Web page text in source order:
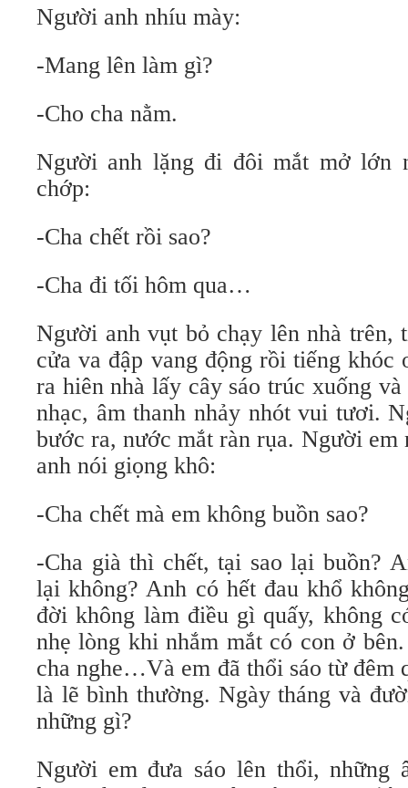
Người anh nhíu mày:
-Mang lên làm gì?
-Cho cha nằm.
Người anh lặng đi đôi mắt mở lớn
chớp:
-Cha chết rồi sao?
-Cha đi tối hôm qua…
Người anh vụt bỏ chạy lên nhà trên,
cửa va đập vang động rồi tiếng
ra hiên nhà lấy cây sáo trúc xuống
nhạc, âm thanh nhảy nhót vui tươi.
bước ra, nước mắt ràn rụa. Người em
anh nói giọng khô:
-Cha chết mà em không buồn sao?
-Cha già thì chết, tại sao lại buồn?
lại không? Anh có hết đau khổ
đời không làm điều gì quấy, không
nhẹ lòng khi nhắm mắt có con ở
cha nghe…Và em đã thổi sáo từ đêm
là lẽ bình thường. Ngày tháng và
những gì?
Người em đưa sáo lên thổi, những